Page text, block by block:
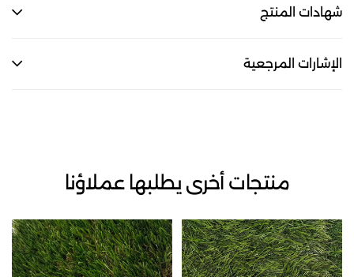
شهادات المنتج
الإشارات المرجعية
منتجات أخرى يطلبها عملاؤنا